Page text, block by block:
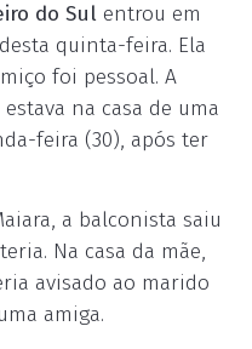
do Sul entrou em
quinta-feira. Ela
foi pessoal. A
na casa de uma
feira (30), após ter
a balconista saiu
Na casa da mãe,
avisado ao marido
amiga.